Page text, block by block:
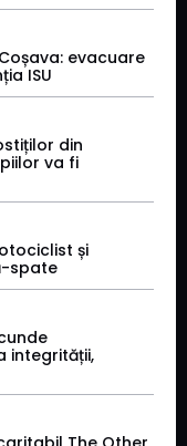
evacuare
ISU
din
va fi
și
spate
integrității,